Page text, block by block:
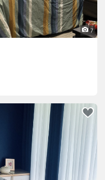
7